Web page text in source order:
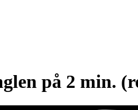
på 2 min.